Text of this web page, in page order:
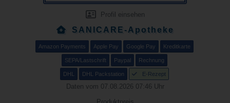
Profil einsehen
SANICARE-Apotheke
Amazon Payments Apple Pay Google Pay Kreditkarte
SEPA/Lastschrift Paypal Rechnung
DHL DHL Packstation E-Rezept
Daten vom 07.08.2026 07:46 Uhr